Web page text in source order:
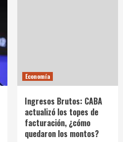
Economía
Ingresos Brutos: CABA
actualizó los topes de
facturación, ¿cómo
quedaron los montos?